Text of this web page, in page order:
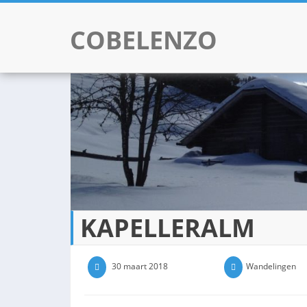
COBELENZO
Skip to content
KAPELLERALM
30 maart 2018 Wandelingen